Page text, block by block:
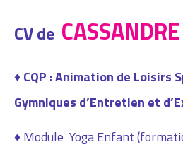
CV de CASSANDRE
♦ CQP : Animation de
Gymniques d’Entretien et
♦ Module Yoga Enfant